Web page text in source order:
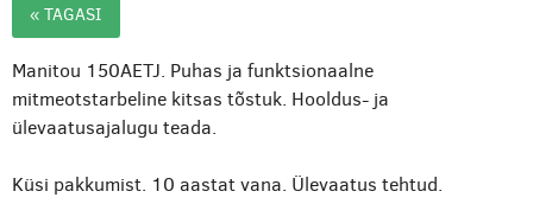
« TAGASI
Manitou 150AETJ. Puhas ja funktsionaalne
mitmeotstarbeline kitsas tõstuk. Hooldus- ja
ülevaatusajalugu teada.
Küsi pakkumist. 10 aastat vana. Ülevaatus tehtud.